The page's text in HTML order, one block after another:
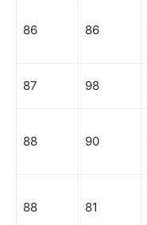
86 86
87 98
88 90
88 81